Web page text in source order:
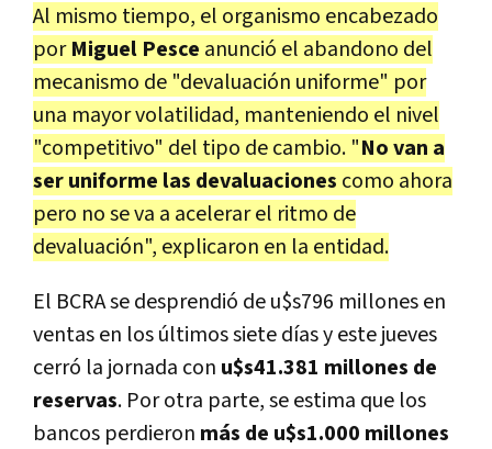
Al mismo tiempo, el organismo encabezado
porMiguel Pesce anunció el abandono del
mecanismo de "devaluación uniforme" por
una mayor volatilidad, manteniendo el nivel
"competitivo" del tipo de cambio. "No van a
ser uniforme las devaluaciones como ahora
pero no se va a acelerar el ritmo de
devaluación", explicaron en la entidad.
El BCRA se desprendió de u$s796 millones en
ventas en los últimos siete días y este jueves
cerró la jornada con u$s41.381 millones de
reservas. Por otra parte, se estima que los
bancos perdieron más de u$s1.000 millones